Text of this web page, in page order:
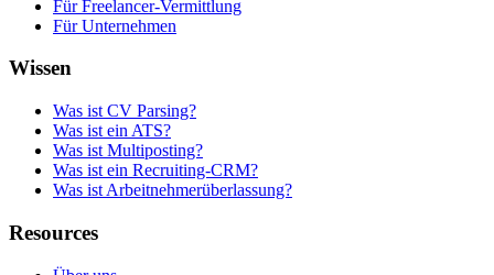
Für Freelancer-Vermittlung
Für Unternehmen
Wissen
Was ist CV Parsing?
Was ist ein ATS?
Was ist Multiposting?
Was ist ein Recruiting-CRM?
Was ist Arbeitnehmerüberlassung?
Resources